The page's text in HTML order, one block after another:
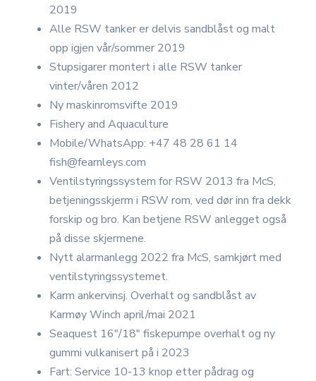
2019
Alle RSW tanker er delvis sandblåst og malt
opp igjen vår/sommer 2019
Stupsigarer montert i alle RSW tanker
vinter/våren 2012
Ny maskinromsvifte 2019
Fishery and Aquaculture
Mobile/WhatsApp: +47 48 28 61 14
fish@fearnleys.com
Ventilstyringssystem for RSW 2013 fra McS,
betjeningsskjerm i RSW rom, ved dør inn fra dekk
forskip og bro. Kan betjene RSW anlegget også
på disse skjermene.
Nytt alarmanlegg 2022 fra McS, samkjørt med
ventilstyringssystemet.
Karm ankervinsj. Overhalt og sandblåst av
Karmøy Winch april/mai 2021
Seaquest 16"/18" fiskepumpe overhalt og ny
gummi vulkanisert på i 2023
Fart: Service 10-13 knop etter pådrag og